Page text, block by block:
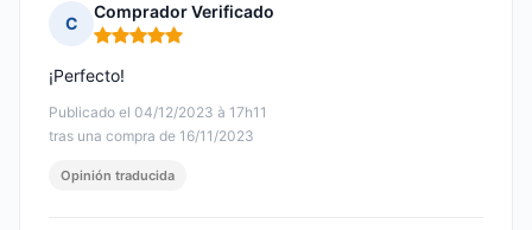
C
Comprador Verificado
Nota: 5 de 5
Publicado el 04/12/2023 à 17h11
tras una compra de 16/11/2023
¡Perfecto!
Opinión traducida